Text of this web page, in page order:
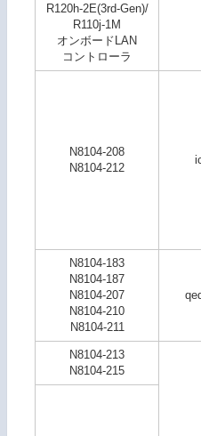
R120h-2E(3rd-Gen)/
R110j-1M
オンボードLAN
コントローラ
N8104-208
N8104-212
N8104-183
N8104-187
N8104-207
N8104-210
N8104-211
N8104-213
N8104-215